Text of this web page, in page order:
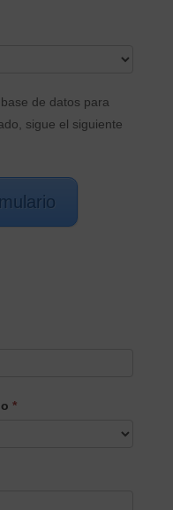
de datos para
sigue el siguiente
*